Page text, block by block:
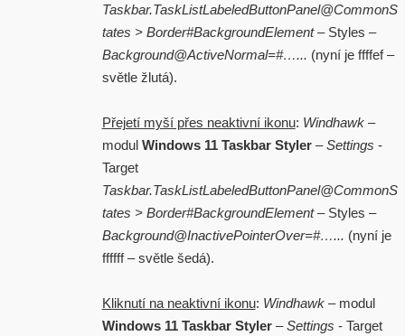
Taskbar.TaskListLabeledButtonPanel@CommonS
tates > Border#BackgroundElement– Styles –
Background@ActiveNormal=#…... (nyní je ffffef –
světle žlutá).
Přejetí myší přes neaktivní ikonu: Windhawk–
modul Windows 11 Taskbar Styler–Settings -
Target
Taskbar.TaskListLabeledButtonPanel@CommonS
tates > Border#BackgroundElement– Styles –
Background@InactivePointerOver=#…... (nyní je
ffffff – světle šedá).
Kliknutí na neaktivní ikonu: Windhawk– modul
Windows 11 Taskbar Styler–Settings - Target